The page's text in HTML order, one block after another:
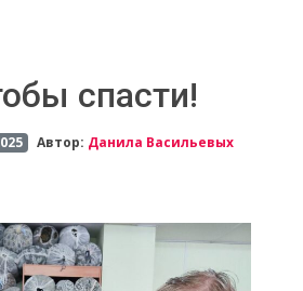
спасти!
Автор: Данила Васильевых